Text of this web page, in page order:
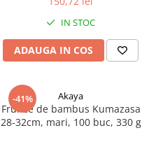
IN STOC
ADAUGA IN COS
-41% Akaya
Frunze de bambus Kumazasa
28-32cm, mari, 100 buc, 330 g